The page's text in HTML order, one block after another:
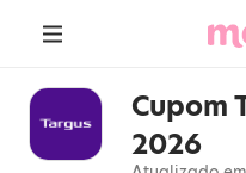
Cupom
2026